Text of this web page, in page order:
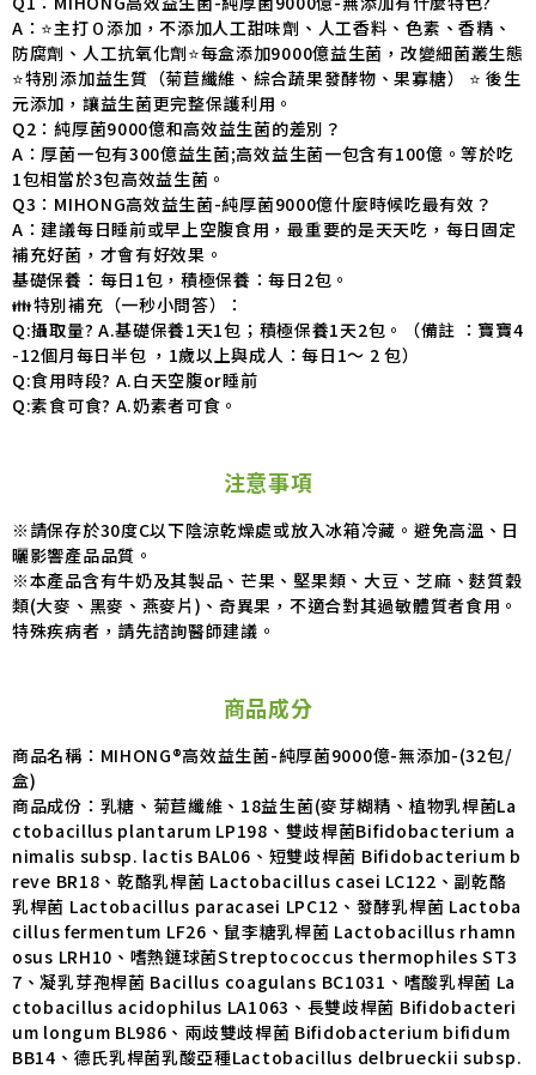
A：⭐️主打０添加，不添加人工甜味劑、人工香料、色素、香精、
防腐劑、人工抗氧化劑⭐️每盒添加9000億益生菌，改變細菌叢生態
⭐️特別添加益生質（菊苣纖維、綜合蔬果發酵物、果寡糖） ⭐️ 後生
元添加，讓益生菌更完整保護利用。
Q2：純厚菌9000億和高效益生菌的差別？
A：厚菌一包有300億益生菌;高效益生菌一包含有100億。等於吃
1包相當於3包高效益生菌。
Q3：MIHONG高效益生菌-純厚菌9000億什麼時候吃最有效？
A：建議每日睡前或早上空腹食用，最重要的是天天吃，每日固定
補充好菌，才會有好效果。
基礎保養：每日1包，積極保養：每日2包。
👪特別補充（一秒小問答）：
Q:攝取量? A.基礎保養1天1包；積極保養1天2包。（備註 ：寶寶4
-12個月每日半包 ，1歲以上與成人：每日1～ 2 包）
Q:食用時段? A.白天空腹or睡前
Q:素食可食? A.奶素者可食。
注意事項
※請保存於30度C以下陰涼乾燥處或放入冰箱冷藏。避免高溫、日
曬影響產品品質。
※本產品含有牛奶及其製品、芒果、堅果類、大豆、芝麻、麩質穀
類(大麥、黑麥、燕麥片)、奇異果，不適合對其過敏體質者食用。
特殊疾病者，請先諮詢醫師建議。
商品成分
商品名稱：MIHONG®高效益生菌-純厚菌9000億-無添加-(32包/
盒)
商品成份：乳糖、菊苣纖維、18益生菌(麥芽糊精、植物乳桿菌La
ctobacillus plantarum LP198、雙歧桿菌Bifidobacterium a
nimalis subsp. lactis BAL06、短雙歧桿菌 Bifidobacterium b
reve BR18、乾酪乳桿菌 Lactobacillus casei LC122、副乾酪
乳桿菌 Lactobacillus paracasei LPC12、發酵乳桿菌 Lactoba
cillus fermentum LF26、鼠李糖乳桿菌 Lactobacillus rhamn
osus LRH10、嗜熱鏈球菌Streptococcus thermophiles ST3
7、凝乳芽孢桿菌 Bacillus coagulans BC1031、嗜酸乳桿菌 La
ctobacillus acidophilus LA1063、長雙歧桿菌 Bifidobacteri
um longum BL986、兩歧雙歧桿菌 Bifidobacterium bifidum
BB14、德氏乳桿菌乳酸亞種Lactobacillus delbrueckii subsp.